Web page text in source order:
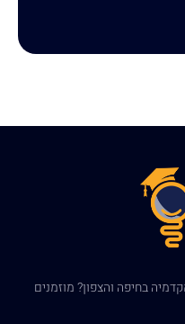
בחיפה והצפון? מוזמנים